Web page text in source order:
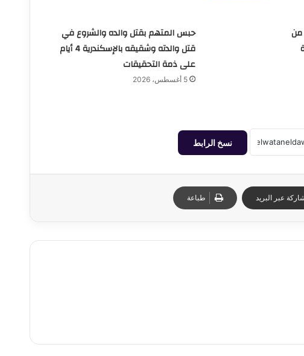
رديم من
حبس المتهم بقتل والده والشروع في
قتل والدته وشقيقه بالإسكندرية 4 أيام
على ذمة التحقيقات
5 أغسطس، 2026
نسخ الرابط
عبر البريد طباعة